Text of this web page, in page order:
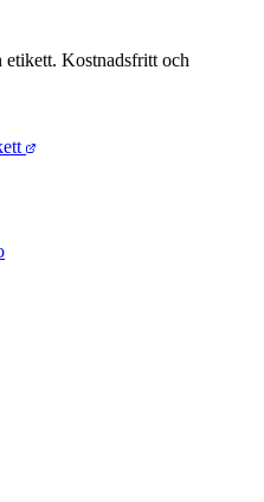
etikett. Kostnadsfritt och